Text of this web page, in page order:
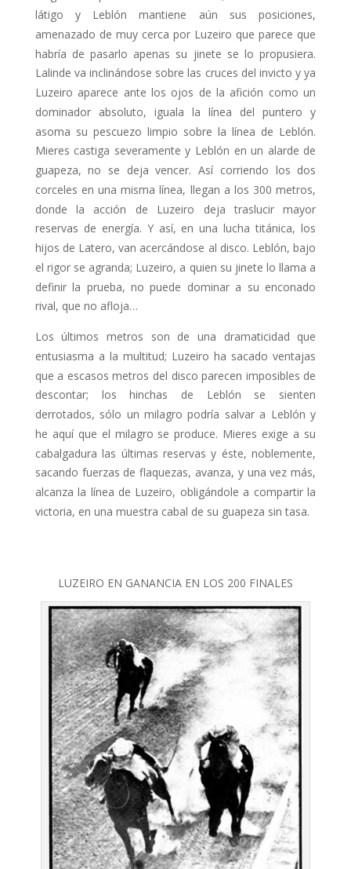
látigo y Leblón man­tiene aún sus posiciones,
amenazado de muy cerca por Luzeiro que parece que
habría de pasarlo apenas su jinete se lo propusiera.
Lalinde va inclinándose sobre las cruces del invicto y ya
Luzeiro aparece ante los ojos de la afición como un
dominador absoluto, iguala la línea del puntero y
asoma su pescuezo limpio sobre la línea de Leblón.
Mieres castiga severamente y Leblón en un alarde de
guapeza, no se deja vencer. Así corriendo los dos
corceles en una misma línea, llegan a los 300 metros,
donde la acción de Luzeiro deja traslu­cir mayor
reservas de energía. Y así, en una lucha titánica, los
hijos de Latero, van acercándose al disco. Leblón, bajo
el rigor se agranda; Luzeiro, a quien su jinete lo llama a
definir la prueba, no puede dominar a su enconado
rival, que no afloja…
Los últimos metros son de una dramaticidad que
entusiasma a la multitud; Luzeiro ha sacado ventajas
que a esca­sos metros del disco parecen imposibles de
descontar; los hinchas de Leblón se sienten
derrotados, sólo un milagro podría salvar a Leblón y
he aquí que el milagro se produce. Mieres exige a su
cabalgadura las últimas reservas y éste, noblemente,
sacando fuerzas de flaquezas, avanza, y una vez más,
al­canza la línea de Luzeiro, obligándole a compartir la
victoria, en una muestra cabal de su guapeza sin tasa.
LUZEIRO EN GANANCIA EN LOS 200 FINALES